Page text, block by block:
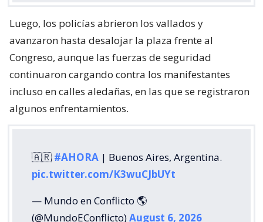
Luego, los policías abrieron los vallados y
avanzaron hasta desalojar la plaza frente al
Congreso, aunque las fuerzas de seguridad
continuaron cargando contra los manifestantes
incluso en calles aledañas, en las que se registraron
algunos enfrentamientos.
🇦🇷 #AHORA | Buenos Aires, Argentina.
pic.twitter.com/K3wuCJbUYt
— Mundo en Conflicto 🌎
(@MundoEConflicto)August 6, 2026